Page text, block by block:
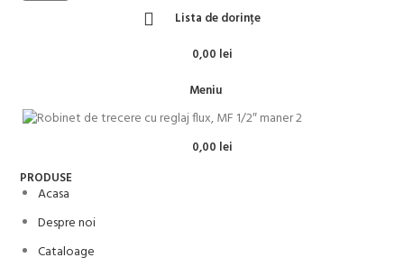
Lista de dorințe
0,00 lei
Meniu
0,00 lei
PRODUSE
Acasa
Despre noi
Cataloage